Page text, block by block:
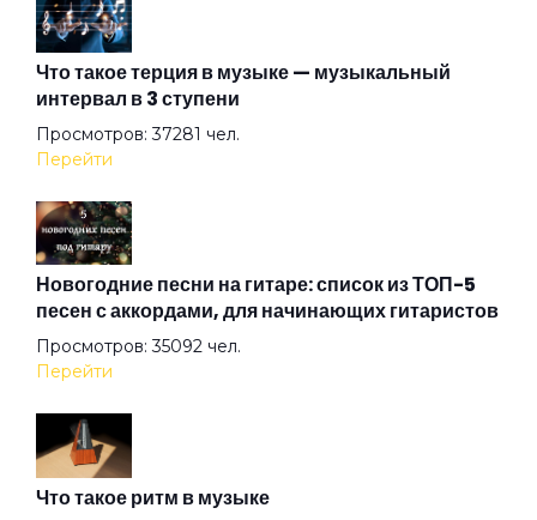
Секс и рок-н-ролл
Спокойной ночи
Я живу так...
Я знаю
Что такое терция в музыке — музыкальный
интервал в 3 ступени
Просмотров: 37281 чел.
Перейти
Новогодние песни на гитаре: список из ТОП-5
песен с аккордами, для начинающих гитаристов
Просмотров: 35092 чел.
Перейти
Что такое ритм в музыке